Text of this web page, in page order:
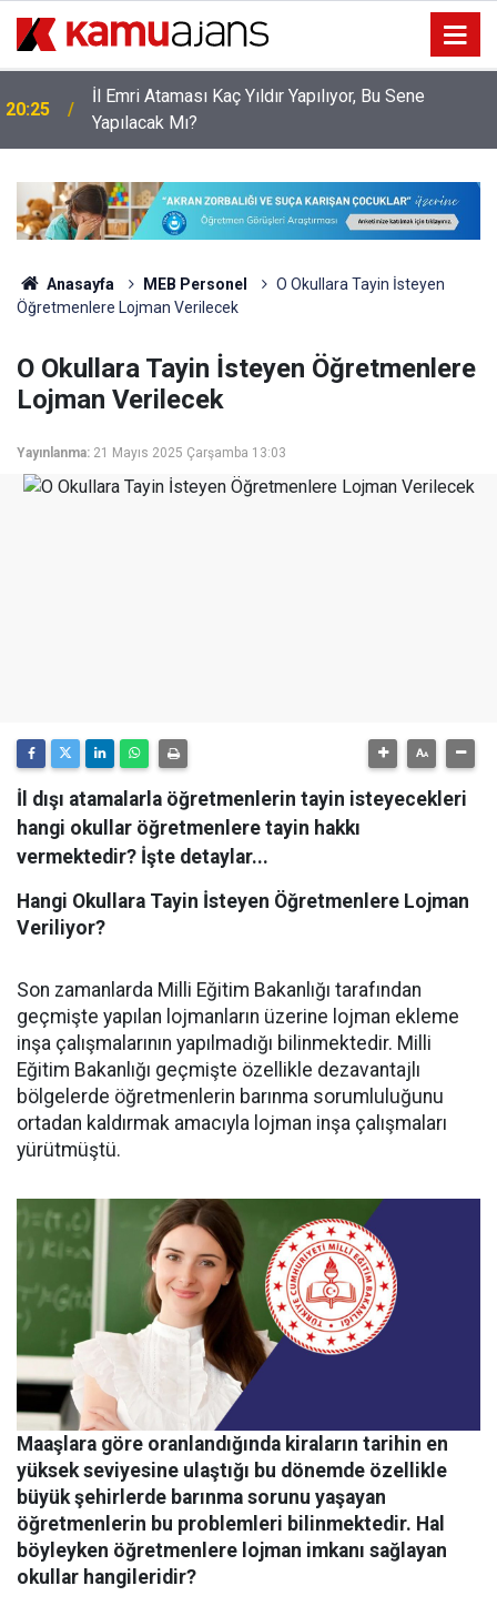
20:25
İl Emri Ataması Kaç Yıldır Yapılıyor, Bu Sene
Yapılacak Mı?
Anasayfa MEB Personel
O Okullara Tayin İsteyen
Öğretmenlere Lojman Verilecek
O Okullara Tayin İsteyen Öğretmenlere
Lojman Verilecek
Yayınlanma: 21 Mayıs 2025 Çarşamba 13:03
İl dışı atamalarla öğretmenlerin tayin isteyecekleri
hangi okullar öğretmenlere tayin hakkı
vermektedir? İşte detaylar...
Hangi Okullara Tayin İsteyen Öğretmenlere Lojman
Veriliyor?
Son zamanlarda Milli Eğitim Bakanlığı tarafından
geçmişte yapılan lojmanların üzerine lojman ekleme
inşa çalışmalarının yapılmadığı bilinmektedir. Milli
Eğitim Bakanlığı geçmişte özellikle dezavantajlı
bölgelerde öğretmenlerin barınma sorumluluğunu
ortadan kaldırmak amacıyla lojman inşa çalışmaları
yürütmüştü.
Maaşlara göre oranlandığında kiraların tarihin en
yüksek seviyesine ulaştığı bu dönemde özellikle
büyük şehirlerde barınma sorunu yaşayan
öğretmenlerin bu problemleri bilinmektedir. Hal
böyleyken öğretmenlere lojman imkanı sağlayan
okullar hangileridir?